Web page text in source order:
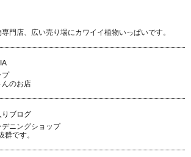
門店、広い売り場にカワイイ植物いっぱいです。
プ
んのお店
りブログ
ニングショップ
群です。